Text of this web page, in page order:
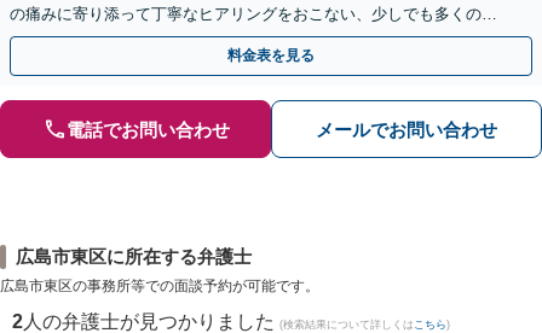
の痛みに寄り添って丁寧なヒアリングをおこない、少しでも多くの返
金が得られるよう尽力します！
料金表を見る
電話でお問い合わせ メールでお問い合わせ
広島市東区に所在する弁護士
広島市東区の事務所等での面談予約が可能です。
2 人の弁護士が見つかりました (検索結果について詳しくは こちら)